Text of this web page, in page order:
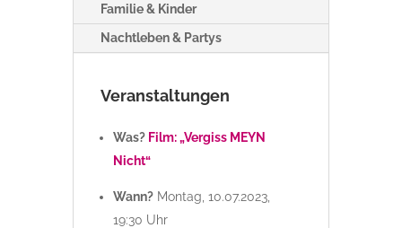
Familie & Kinder
Nachtleben & Partys
Veranstaltungen
Was? Film: „Vergiss MEYN
Nicht“
Wann?Montag, 10.07.2023,
19:30 Uhr